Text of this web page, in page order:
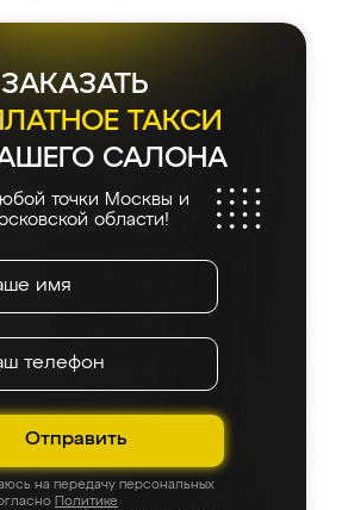
ЗАКАЗАТЬ
ТАКСИ
САЛОНА
точки Москвы и
области!
Отправить
на передачу персональных
Политике